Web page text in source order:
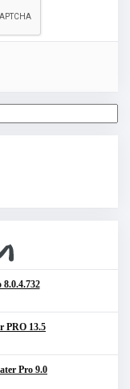
PRO 13.5
Pro 9.0